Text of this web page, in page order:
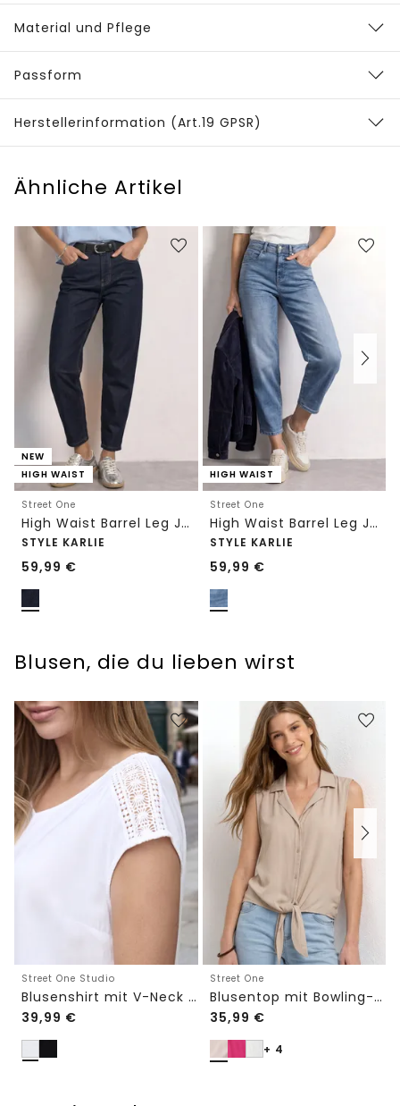
Material und Pflege
Passform
Herstellerinformation (Art.19 GPSR)
Ähnliche Artikel
NEW
HIGH WAIST
Street One
High Waist Barrel Leg Jeans im Loose Fit
STYLE KARLIE
59,99 €
HIGH WAIST
Street One
High Waist Barrel Leg Jeans im Loose Fit
STYLE KARLIE
59,99 €
Blusen, die du lieben wirst
Street One Studio
Blusenshirt mit V-Neck und Spitze
39,99 €
Street One
Blusentop mit Bowling-Kragen und Knoten
35,99 €
+ 4